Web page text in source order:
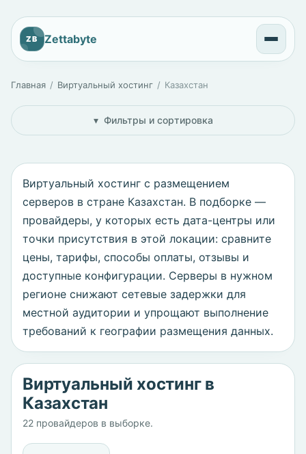
ZB Zettabyte
Главная Виртуальный хостинг Казахстан
Фильтры и сортировка
Виртуальный хостинг с размещением
серверов в стране Казахстан. В подборке —
провайдеры, у которых есть дата-центры или
точки присутствия в этой локации: сравните
цены, тарифы, способы оплаты, отзывы и
доступные конфигурации. Серверы в нужном
регионе снижают сетевые задержки для
местной аудитории и упрощают выполнение
требований к географии размещения данных.
Виртуальный хостинг в
Казахстан
22 провайдеров в выборке.